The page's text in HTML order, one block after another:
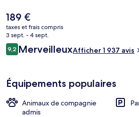
déco abrite en outre un bar / salon et une
qualité et le personnel attentionné
auprès des autres voyageurs.
courte distance à pied des transports
St se trouve à 2 min et Station de métro
Le
prix
actuel
est
de
189 €
taxes et frais compris
3 sept. - 4 sept.
Avis
voyageurs
9,29,2 sur 10
MerveilleuxAfficher 1 937 avis
Équipements populaires
Animaux de compagnie
admis